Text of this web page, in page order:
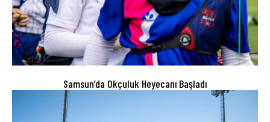
Samsun’da Okçuluk Heyecanı Başladı